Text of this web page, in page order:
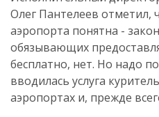
Олег Пантелеев отметил,
аэропорта понятна -
обязывающих
бесплатно, нет. Но надо
вводилась услуга
аэропортах и, прежде